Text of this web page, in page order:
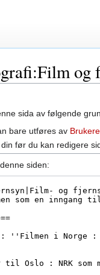
og
sida av følgende
bare utføres av Brukere
før du kan redigere
siden: